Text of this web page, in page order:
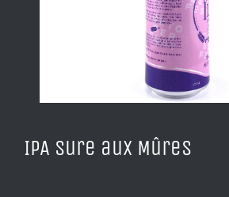
IPA Sure aux Mûres